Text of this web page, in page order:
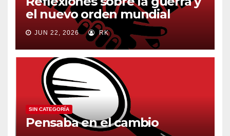
el nuevo orden mundial
JUN 22, 2026 RK
SIN CATEGORÍA
Pensaba en el cambio